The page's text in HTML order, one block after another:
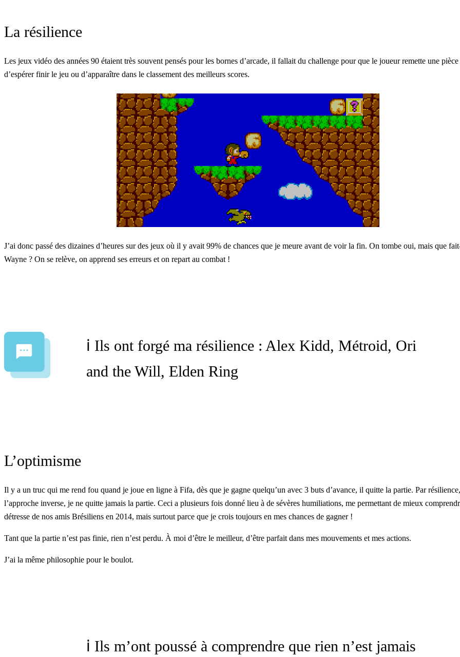
La résilience
Les jeux vidéo des années 90 étaient très souvent pensés pour les bornes d’arcade, il fallait du challenge pour que le joueur remette une
d’espérer finir le jeu ou d’apparaître dans le classement des meilleurs scores.
J’ai donc passé des dizaines d’heures sur des jeux où il y avait 99% de chances que je meure avant de voir la fin. On tombe oui, mais que
Wayne ? On se relève, on apprend ses erreurs et on repart au combat !
ℹ️ Ils ont forgé ma résilience : Alex Kidd, Métroid, Ori
and the Will, Elden Ring
L’optimisme
Il y a un truc qui me rend fou quand je joue en ligne à Fifa, dès que je gagne quelqu’un avec 3 buts d’avance, il quitte la partie. Par
l’approche inverse, je ne quitte jamais la partie. Ceci a plusieurs fois donné lieu à de sévères humiliations, me permettant de mieux
détresse de nos amis Brésiliens en 2014, mais surtout parce que je crois toujours en mes chances de gagner !
Tant que la partie n’est pas finie, rien n’est perdu. À moi d’être le meilleur, d’être parfait dans mes mouvements et mes actions.
J’ai la même philosophie pour le boulot.
ℹ️ Ils m’ont poussé à comprendre que rien n’est jamais